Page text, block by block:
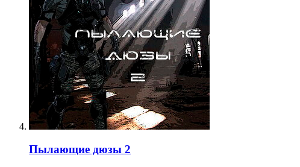
Пылающие дюзы 2